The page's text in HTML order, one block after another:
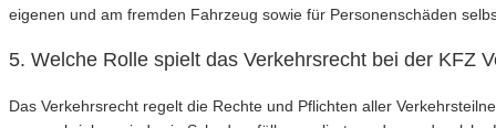
eigenen und am fremden Fahrzeug sowie für Personenschäden
5. Welche Rolle spielt das Verkehrsrecht bei der KFZ
Das Verkehrsrecht regelt die Rechte und Pflichten aller